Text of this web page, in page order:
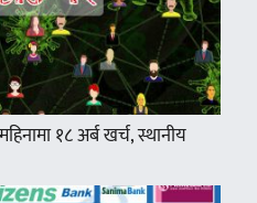
१८ अर्ब खर्च, स्थानीय